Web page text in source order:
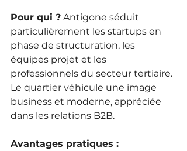
Pour qui ? Antigone séduit
particulièrement les startups en
phase de structuration, les
équipes projet et les
professionnels du secteur tertiaire.
Le quartier véhicule une image
business et moderne, appréciée
dans les relations B2B.
Avantages pratiques :